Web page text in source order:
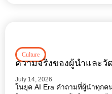
Culture
ความจริงของผู้นำและ
July 14, 2026
ในยุค AI Era คำถามที่ผู้นำทุกค